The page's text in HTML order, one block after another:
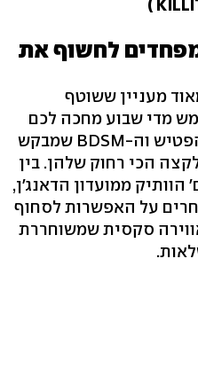
לחשוף את
מעניין ששוטף
מדי שבוע מחכה לכם
ליין אחר מעולמות הסקס, הפטיש וה-BDSM שמבקש
הכי רחוק שלהן. בין
ממועדון הדאנג'ן,
על האפשרות לסחוף
סקסית שמשוחררת